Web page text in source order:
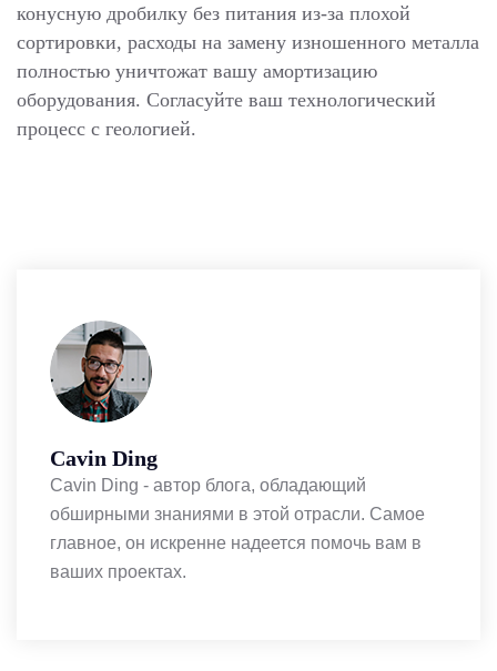
конусную дробилку без питания из-за плохой
сортировки, расходы на замену изношенного металла
полностью уничтожат вашу амортизацию
оборудования. Согласуйте ваш технологический
процесс с геологией.
Cavin Ding
Cavin Ding - автор блога, обладающий
обширными знаниями в этой отрасли. Самое
главное, он искренне надеется помочь вам в
ваших проектах.